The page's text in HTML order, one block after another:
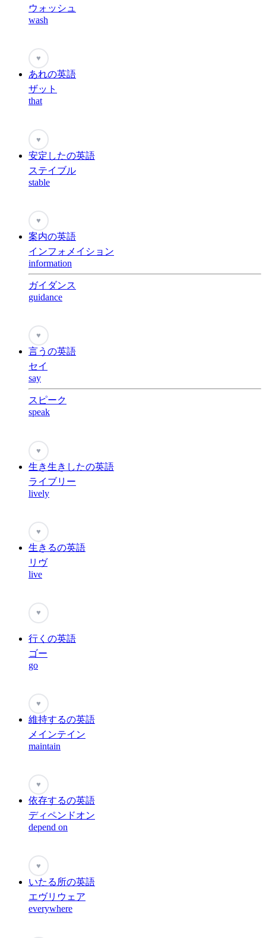
ウォッシュ
wash
♥
あれの英語
ザット
that
♥
安定したの英語
ステイブル
stable
♥
案内の英語
インフォメイション
information
ガイダンス
guidance
♥
言うの英語
セイ
say
スピーク
speak
♥
生き生きしたの英語
ライブリー
lively
♥
生きるの英語
リヴ
live
♥
行くの英語
ゴー
go
♥
維持するの英語
メインテイン
maintain
♥
依存するの英語
ディペンドオン
depend on
♥
いたる所の英語
エヴリウェア
everywhere